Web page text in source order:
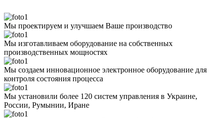
Мы проектируем и улучшаем Ваше производство
Мы изготавливаем оборудование на собственных
производственных мощностях
Мы создаем инновационное электронное оборудование для
контроля состояния процесса
Мы установили более 120 систем управления в Украине,
России, Румынии, Иране